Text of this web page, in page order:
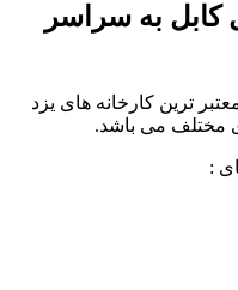
کابل به سراسر
ترین کارخانه های یزد
مختلف می باشد.
: